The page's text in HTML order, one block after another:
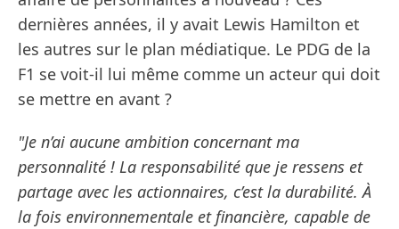
dernières années, il y avait Lewis Hamilton et
les autres sur le plan médiatique. Le PDG de la
F1 se voit-il lui même comme un acteur qui doit
se mettre en avant ?
"Je n’ai aucune ambition concernant ma
personnalité ! La responsabilité que je ressens et
partage avec les actionnaires, c’est la durabilité. À
la fois environnementale et financière, capable de